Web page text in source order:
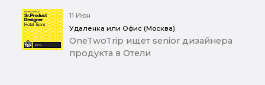
11 Июн
Удаленка или Офис (Москва)
OneTwoTrip ищет senior дизайнера
продукта в Отели